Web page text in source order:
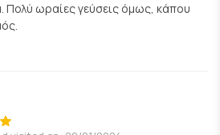
Πολύ ωραίες γεύσεις όμως, κάπου